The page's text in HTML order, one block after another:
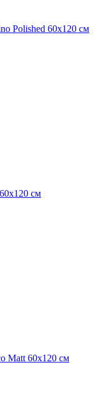
Polished 60x120 см
см
Matt 60x120 см